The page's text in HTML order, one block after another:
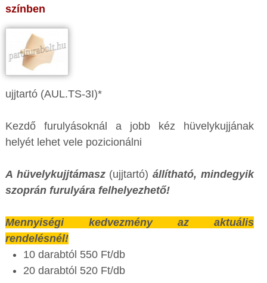
színben
ujjtartó (AUL.TS-3I)*
Kezdő furulyásoknál a jobb kéz hüvelykujjának
helyét lehet vele pozicionálni
A hüvelykujjtámasz(ujjtartó) állítható, mindegyik
szoprán furulyára felhelyezhető!
Mennyiségi kedvezmény az aktuális
rendelésnél!
10 darabtól 550 Ft/db
20 darabtól 520 Ft/db